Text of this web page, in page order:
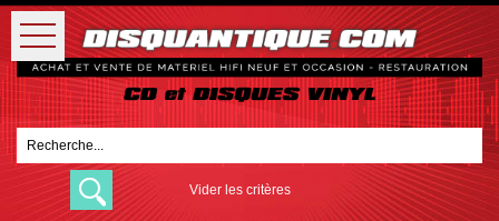
Vider les critères